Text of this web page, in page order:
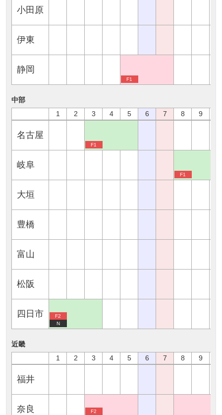
小田原
伊東
静岡
F1
中部
1
2 3 4 5 6 7 8 9
名古屋
F1
岐阜
F1
大垣
豊橋
富山
松阪
四日市
F2
N
近畿
1
2 3 4 5 6 7 8 9
福井
奈良 F2